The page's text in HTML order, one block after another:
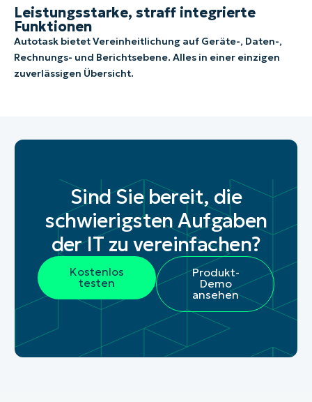
Leistungsstarke, straff integrierte
Funktionen
Autotask bietet Vereinheitlichung auf Geräte-, Daten-,
Rechnungs- und Berichtsebene. Alles in einer einzigen
zuverlässigen Übersicht.
Sind Sie bereit, die
schwierigsten Aufgaben
der IT zu vereinfachen?
Kostenlos
testen
Produkt-
Demo
ansehen